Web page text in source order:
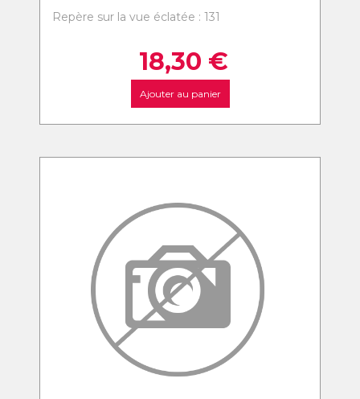
Repère sur la vue éclatée : 131
18,30 €
Ajouter au panier